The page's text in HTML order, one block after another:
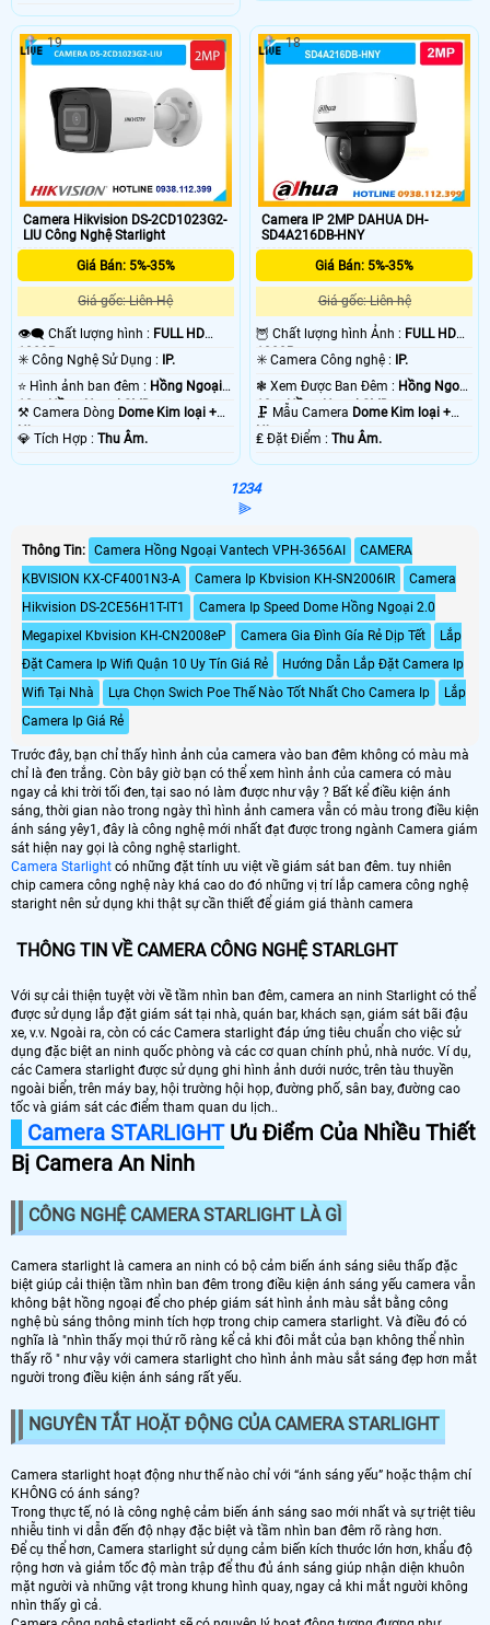
Camera Hikvision DS-2CD1023G2-
LIU Công Nghệ Starlight
Giá Bán: 5%-35%
Giá gốc: Liên Hệ
👁️‍🗨 Chất lượng hình : FULL HD
1080P .
✳️ Công Nghệ Sử Dụng :
IP.
⭐ Hình ảnh ban đêm : Hồng Ngoại
10m Hồng Ngoại SMD.
⚒ Camera Dòng Dome Kim loại +
Nhựa.
️💎 Tích Hợp : Thu Âm.
19
Camera IP 2MP DAHUA DH-
SD4A216DB-HNY
Giá Bán: 5%-35%
Giá gốc: Liên hệ
🦉 Chất lượng hình Ảnh : FULL HD
1080P .
✳️ Camera Công nghệ :
IP.
❃ Xem Được Ban Đêm : Hồng Ngoại
10m Hồng Ngoại SMD.
🗜️ Mẫu Camera Dome Kim loại +
Nhựa.
️₤ Đặt Điểm :Thu Âm.
18
1234
⫸
Thông Tin: Camera Hồng Ngoại Vantech VPH-3656AI
CAMERA
KBVISION KX-CF4001N3-A
Camera Ip Kbvision KH-SN2006IR
Camera
Hikvision DS-2CE56H1T-IT1
Camera Ip Speed Dome Hồng Ngoại 2.0
Megapixel Kbvision KH-CN2008eP
Camera Gia Đình Gía Rẻ Dịp Tết
Lắp
Đặt Camera Ip Wifi Quận 10 Uy Tín Giá Rẻ
Hướng Dẫn Lắp Đặt Camera Ip
Wifi Tại Nhà
Lựa Chọn Swich Poe Thế Nào Tốt Nhất Cho Camera Ip
Lắp
Camera Ip Giá Rẻ
Trước đây, bạn chỉ thấy hình ảnh của camera vào ban đêm không có màu mà
chỉ là đen trắng. Còn bây giờ bạn có thể xem hình ảnh của camera có màu
ngay cả khi trời tối đen, tại sao nó làm được như vậy ? Bất kể điều kiện ánh
sáng, thời gian nào trong ngày thì hình ảnh camera vẫn có màu trong điều kiện
ánh sáng yêy1, đây là công nghệ mới nhất đạt được trong ngành Camera giám
sát hiện nay gọi là công nghệ starlight.
Camera Starlight có những đặt tính ưu việt về giám sát ban đêm. tuy nhiên
chip camera công nghệ này khá cao do đó những vị trí lắp camera công nghệ
staright nên sử dụng khi thật sự cần thiết để giám giá thành camera
THÔNG TIN VỀ CAMERA CÔNG NGHỆ STARLGHT
Với sự cải thiện tuyệt vời về tầm nhìn ban đêm, camera an ninh Starlight có thể
được sử dụng lắp đặt giám sát tại nhà, quán bar, khách sạn, giám sát bãi đậu
xe, v.v. Ngoài ra, còn có các Camera starlight đáp ứng tiêu chuẩn cho việc sử
dụng đặc biệt an ninh quốc phòng và các cơ quan chính phủ, nhà nước. Ví dụ,
các Camera starlight được sử dụng ghi hình ảnh dưới nước, trên tàu thuyền
ngoài biển, trên máy bay, hội trường hội họp, đường phố, sân bay, đường cao
tốc và giám sát các điểm tham quan du lịch..
Camera STARLIGHTƯu Điểm Của Nhiều Thiết
Bị Camera An Ninh
CÔNG NGHỆ CAMERA STARLIGHT LÀ GÌ
Camera starlight là camera an ninh có bộ cảm biến ánh sáng siêu thấp đặc
biệt giúp cải thiện tầm nhìn ban đêm trong điều kiện ánh sáng yếu camera vẫn
không bật hồng ngoại để cho phép giám sát hình ảnh màu sắt bằng công
nghệ bù sáng thông minh tích hợp trong chip camera starlight. Và điều đó có
nghĩa là "nhìn thấy mọi thứ rõ ràng kể cả khi đôi mắt của bạn không thể nhìn
thấy rõ " như vậy với camera starlight cho hình ảnh màu sắt sáng đẹp hơn mắt
người trong điều kiện ánh sáng rất yếu.
NGUYÊN TẮT HOẶT ĐỘNG CỦA CAMERA STARLIGHT
Camera starlight hoạt động như thế nào chỉ với “ánh sáng yếu” hoặc thậm chí
KHÔNG có ánh sáng?
Trong thực tế, nó là công nghệ cảm biến ánh sáng sao mới nhất và sự triệt tiêu
nhiễu tinh vi dẫn đến độ nhạy đặc biệt và tầm nhìn ban đêm rõ ràng hơn.
Để cụ thể hơn, Camera starlight sử dụng cảm biến kích thước lớn hơn, khẩu độ
rộng hơn và giảm tốc độ màn trập để thu đủ ánh sáng giúp nhận diện khuôn
mặt người và những vật trong khung hình quay, ngay cả khi mắt người không
nhìn thấy gì cả.